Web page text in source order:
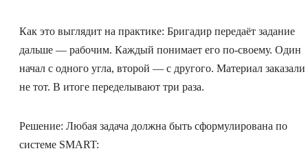
Как это выглядит на практике: Бригадир передаёт задание
дальше — рабочим. Каждый понимает его по-своему. Один
начал с одного угла, второй — с другого. Материал заказали
не тот. В итоге переделывают три раза.
Решение: Любая задача должна быть сформулирована по
системе SMART: